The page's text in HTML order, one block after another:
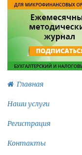
Главная
Наши услуги
Регистрация
Контакты